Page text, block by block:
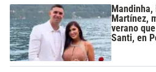
Martínez,
verano
Santi, en